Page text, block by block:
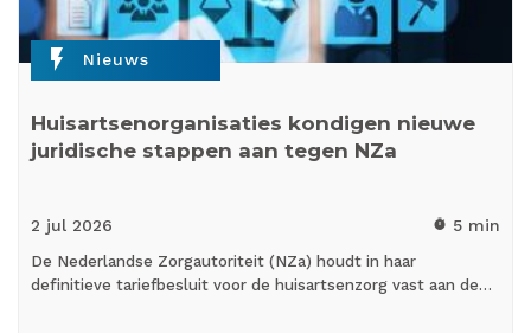
flash_on Nieuws
Huisartsenorganisaties kondigen nieuwe
juridische stappen aan tegen NZa
2 jul 2026 timer 5 min
De Nederlandse Zorgautoriteit (NZa) houdt in haar
definitieve tariefbesluit voor de huisartsenzorg vast aan de…